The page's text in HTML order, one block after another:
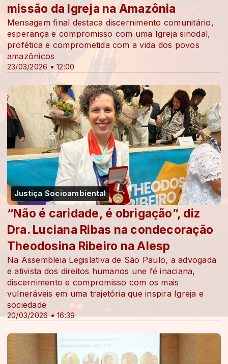
23/03/2026 • 12:00
missão da Igreja na Amazônia
Mensagem final destaca discernimento comunitário,
esperança e compromisso com uma Igreja sinodal,
profética e comprometida com a vida dos povos
amazônicos
Justiça Socioambiental
20/03/2026 • 16:39
“Não é caridade, é obrigação”, diz
Dra. Luciana Ribas na condecoração
Theodosina Ribeiro na Alesp
Na Assembleia Legislativa de São Paulo, a advogada
e ativista dos direitos humanos une fé inaciana,
discernimento e compromisso com os mais
vulneráveis em uma trajetória que inspira Igreja e
sociedade